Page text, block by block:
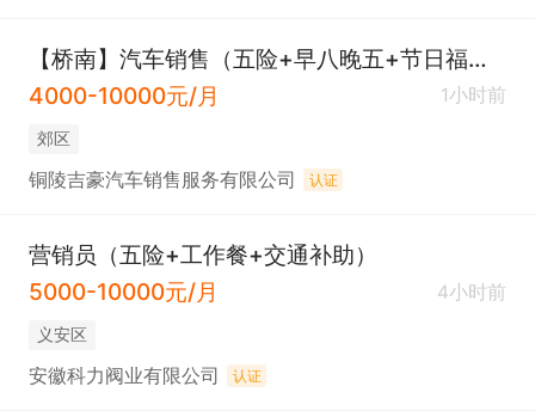
【桥南】汽车销售（五险+早八晚五+节日福利）
4000-10000元/月
1小时前
郊区
铜陵吉豪汽车销售服务有限公司 认证
营销员（五险+工作餐+交通补助）
5000-10000元/月
4小时前
义安区
安徽科力阀业有限公司 认证